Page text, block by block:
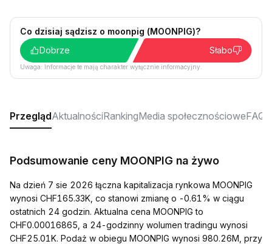
Co dzisiaj sądzisz o moonpig (MOONPIG)?
Dobrze
Słabo
Uwaga: Informacje te mają charakter wyłącznie informacyjny.
PrzeglądAktualnościRankingMedia społecznościoweFAQ
Podsumowanie ceny MOONPIG na żywo
Na dzień 7 sie 2026 łączna kapitalizacja rynkowa MOONPIG
wynosi CHF165.33K, co stanowi zmianę o -0.61% w ciągu
ostatnich 24 godzin. Aktualna cena MOONPIG to
CHF0.00016865, a 24-godzinny wolumen tradingu wynosi
CHF25.01K. Podaż w obiegu MOONPIG wynosi 980.26M, przy